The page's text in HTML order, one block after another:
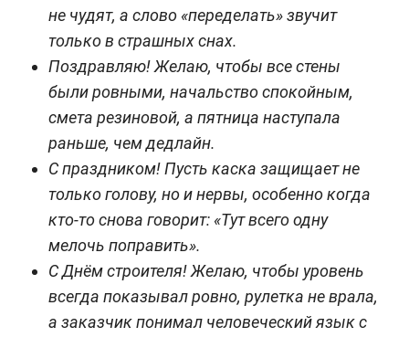
не чудят, а слово «переделать» звучит
только в страшных снах.
Поздравляю! Желаю, чтобы все стены
были ровными, начальство спокойным,
смета резиновой, а пятница наступала
раньше, чем дедлайн.
С праздником! Пусть каска защищает не
только голову, но и нервы, особенно когда
кто-то снова говорит: «Тут всего одну
мелочь поправить».
С Днём строителя! Желаю, чтобы уровень
всегда показывал ровно, рулетка не врала,
а заказчик понимал человеческий язык с